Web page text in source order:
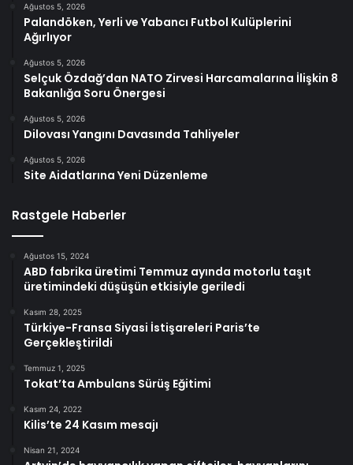
Ağustos 5, 2026
Palandöken, Yerli ve Yabancı Futbol Kulüplerini
Ağırlıyor
Ağustos 5, 2026
Selçuk Özdağ’dan NATO Zirvesi Harcamalarına İlişkin 8
Bakanlığa Soru Önergesi
Ağustos 5, 2026
Dilovası Yangını Davasında Tahliyeler
Ağustos 5, 2026
Site Aidatlarına Yeni Düzenleme
Rastgele Haberler
Ağustos 15, 2024
ABD fabrika üretimi Temmuz ayında motorlu taşıt
üretimindeki düşüşün etkisiyle geriledi
Kasım 28, 2025
Türkiye-Fransa Siyasi İstişareleri Paris’te
Gerçekleştirildi
Temmuz 1, 2025
Tokat’ta Ambulans Sürüş Eğitimi
Kasım 24, 2022
Kilis’te 24 Kasım mesajı
Nisan 21, 2024